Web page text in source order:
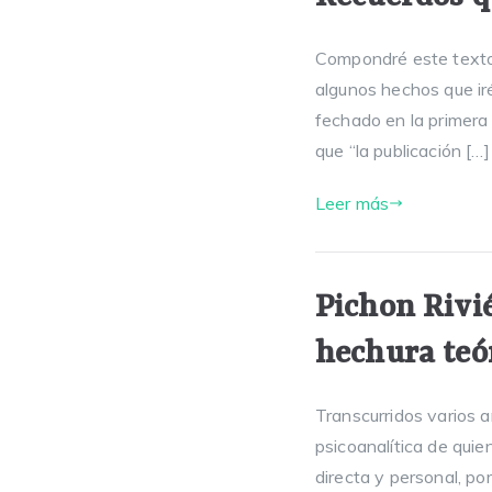
Compondré este
algunos hechos que
fechado en la
que “la publicación […]
Leer más
Pichon
hechura
Transcurridos varios
psicoanalítica de
directa y personal,